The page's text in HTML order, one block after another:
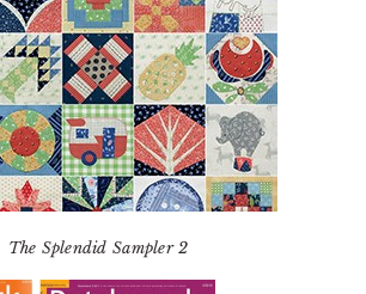
The Splendid Sampler 2